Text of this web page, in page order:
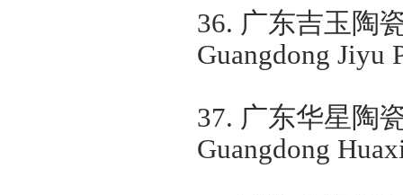
36. 广东吉玉陶
Guangdong Jiyu
37. 广东华星陶
Guangdong